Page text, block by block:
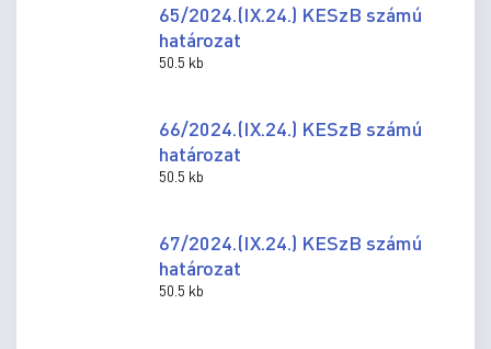
65/2024.(IX.24.) KESzB számú
határozat
50.5 kb
66/2024.(IX.24.) KESzB számú
határozat
50.5 kb
67/2024.(IX.24.) KESzB számú
határozat
50.5 kb